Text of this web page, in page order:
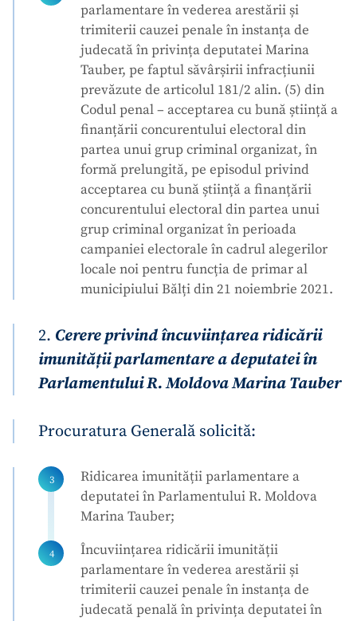
parlamentare în vederea arestării și
trimiterii cauzei penale în instanța de
judecată în privința deputatei Marina
Tauber, pe faptul săvârșirii infracțiunii
prevăzute de articolul 181/2 alin. (5) din
Codul penal – acceptarea cu bună știință a
finanțării concurentului electoral din
partea unui grup criminal organizat, în
formă prelungită, pe episodul privind
acceptarea cu bună știință a finanțării
concurentului electoral din partea unui
grup criminal organizat în perioada
campaniei electorale în cadrul alegerilor
locale noi pentru funcția de primar al
municipiului Bălți din 21 noiembrie 2021.
2. Cerere privind încuviințarea ridicării
imunității parlamentare a deputatei în
Parlamentului R. Moldova Marina Tauber
Procuratura Generală solicită:
Ridicarea imunității parlamentare a
deputatei în Parlamentului R. Moldova
Marina Tauber;
Încuviințarea ridicării imunității
parlamentare în vederea arestării și
trimiterii cauzei penale în instanța de
judecată penală în privința deputatei în
ȘTIREA MEA
Titlu știre+ Adaugă titlu